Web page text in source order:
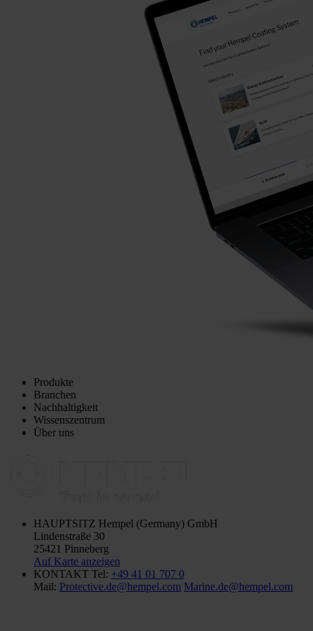
Produkte
Branchen
Nachhaltigkeit
Wissenszentrum
Über uns
HAUPTSITZ Hempel (Germany) GmbH
Lindenstraße 30
25421 Pinneberg
Auf Karte anzeigen
KONTAKT Tel: +49 41 01 707 0
Mail: Protective.de@hempel.com Marine.de@hempel.com